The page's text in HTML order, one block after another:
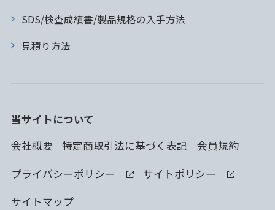
SDS/検査成績書/製品規格の入手方法
見積り方法
当サイトについて
会社概要
特定商取引法に基づく表記
会員規約
プライバシーポリシー
サイトポリシー
サイトマップ